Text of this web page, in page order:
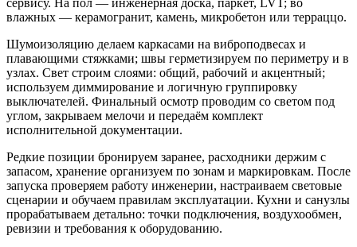
влажных — керамогранит, камень, микробетон или терраццо.
Шумоизоляцию делаем каркасами на виброподвесах и
плавающими стяжками; швы герметизируем по периметру и в
узлах. Свет строим слоями: общий, рабочий и акцентный;
используем диммирование и логичную группировку
выключателей. Финальный осмотр проводим со светом под
углом, закрываем мелочи и передаём комплект
исполнительной документации.
Редкие позиции бронируем заранее, расходники держим с
запасом, хранение организуем по зонам и маркировкам. После
запуска проверяем работу инженерии, настраиваем световые
сценарии и обучаем правилам эксплуатации. Кухни и санузлы
прорабатываем детально: точки подключения, воздухообмен,
ревизии и требования к оборудованию.